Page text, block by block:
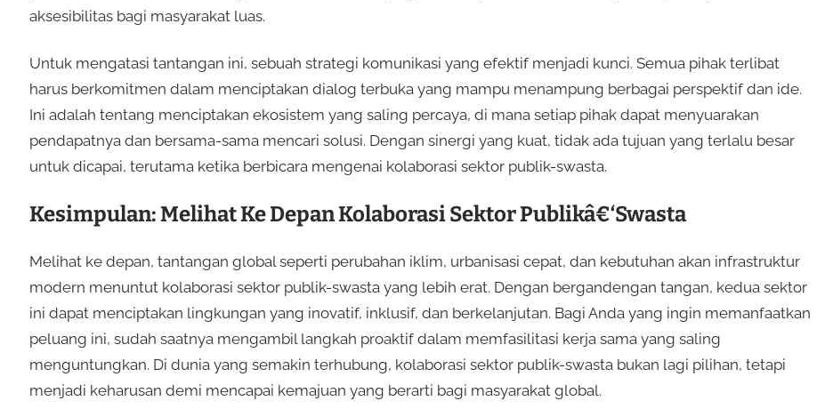
aksesibilitas bagi masyarakat luas.
Untuk mengatasi tantangan ini, sebuah strategi komunikasi yang efektif menjadi kunci. Semua pihak terlibat
harus berkomitmen dalam menciptakan dialog terbuka yang mampu menampung berbagai perspektif dan ide.
Ini adalah tentang menciptakan ekosistem yang saling percaya, di mana setiap pihak dapat menyuarakan
pendapatnya dan bersama-sama mencari solusi. Dengan sinergi yang kuat, tidak ada tujuan yang terlalu besar
untuk dicapai, terutama ketika berbicara mengenai kolaborasi sektor publik-swasta.
Kesimpulan: Melihat Ke Depan Kolaborasi Sektor Publikâ€‘Swasta
Melihat ke depan, tantangan global seperti perubahan iklim, urbanisasi cepat, dan kebutuhan akan infrastruktur
modern menuntut kolaborasi sektor publik-swasta yang lebih erat. Dengan bergandengan tangan, kedua sektor
ini dapat menciptakan lingkungan yang inovatif, inklusif, dan berkelanjutan. Bagi Anda yang ingin memanfaatkan
peluang ini, sudah saatnya mengambil langkah proaktif dalam memfasilitasi kerja sama yang saling
menguntungkan. Di dunia yang semakin terhubung, kolaborasi sektor publik-swasta bukan lagi pilihan, tetapi
menjadi keharusan demi mencapai kemajuan yang berarti bagi masyarakat global.